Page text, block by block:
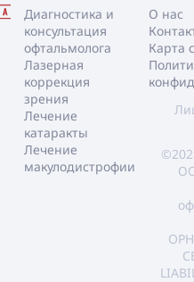
Диагностика и
консультация
офтальмолога
Лазерная
коррекция
зрения
Лечение
катаракты
Лечение
макулодистрофии
О нас
Карта